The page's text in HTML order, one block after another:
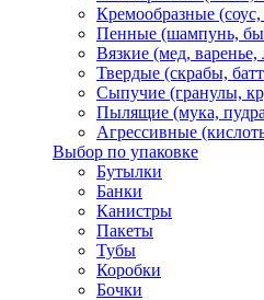
Кремообразные
Пенные (шампунь,
Вязкие (мед, варенье,
Твердые (скрабы,
Сыпучие (гранулы,
Пылящие (мука,
Агрессивные
Выбор по упаковке
Бутылки
Банки
Канистры
Пакеты
Тубы
Коробки
Бочки